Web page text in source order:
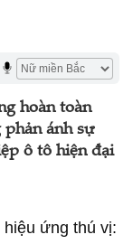
hoàn toàn
phản ánh sự
ô tô hiện đại
ứng thú vị: